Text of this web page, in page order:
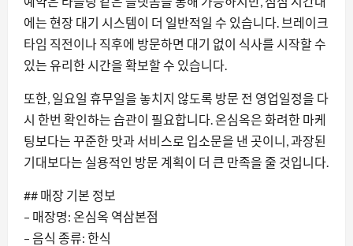
에는 현장 대기 시스템이 더 일반적일 수 있습니다. 브레이크
타임 직전이나 직후에 방문하면 대기 없이 식사를 시작할 수
있는 유리한 시간을 확보할 수 있습니다.
또한, 일요일 휴무일을 놓치지 않도록 방문 전 영업일정을 다
시 한번 확인하는 습관이 필요합니다. 온심옥은 화려한 마케
팅보다는 꾸준한 맛과 서비스로 입소문을 낸 곳이니, 과장된
기대보다는 실용적인 방문 계획이 더 큰 만족을 줄 것입니다.
## 매장 기본 정보
– 매장명: 온심옥 역삼본점
– 음식 종류: 한식